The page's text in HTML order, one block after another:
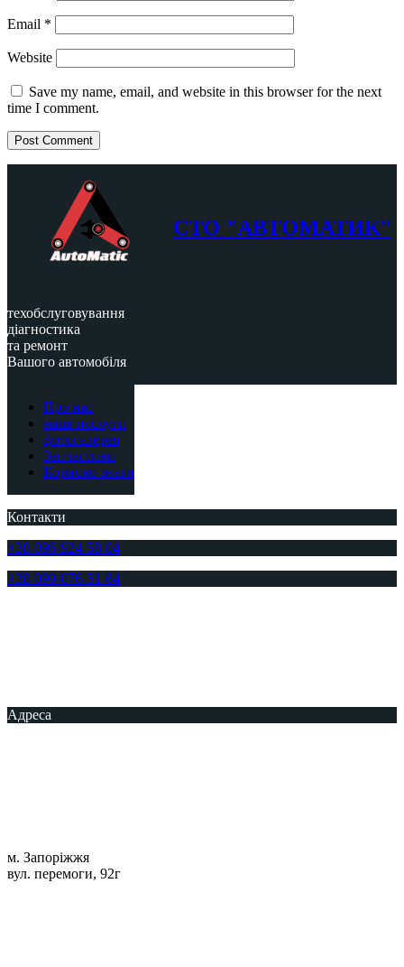
Email *
Website
Save my name, email, and website in this browser for the next
time I comment.
СТО "АВТОМАТИК"
техобслуговування
діагностика
та ремонт
Вашого автомобіля
Про нас
наші послуги
фотогалерея
Запчастини
Корисно знати
Контакти
+38-096-924-58-04
+38-099-076-51-64
Адреса
м. Запоріжжя
вул. перемоги, 92г